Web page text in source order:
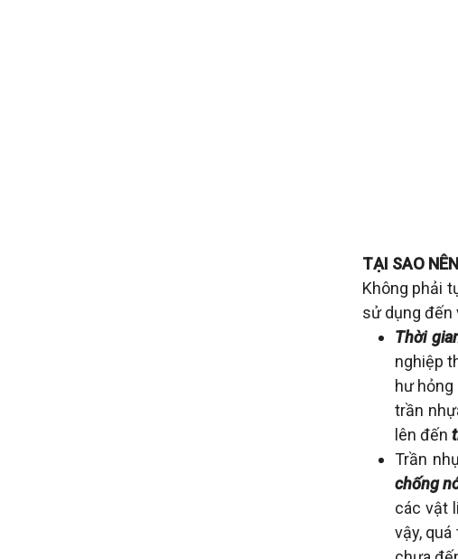
TẠI SAO
Không phải
sử dụng đến
Thời
nghiệp
hư
trần
lên đến
Trần
chống
các vật
vậy,